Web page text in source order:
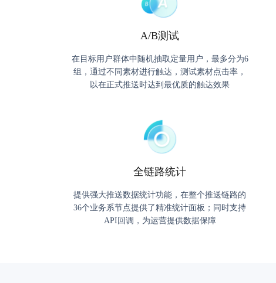
A/B测试
在目标用户群体中随机抽取定量用户，最多分为6
组，通过不同素材进行触达，测试素材点击率，
以在正式推送时达到最优质的触达效果
全链路统计
提供强大推送数据统计功能，在整个推送链路的
36个业务系节点提供了精准统计面板；同时支持
API回调，为运营提供数据保障